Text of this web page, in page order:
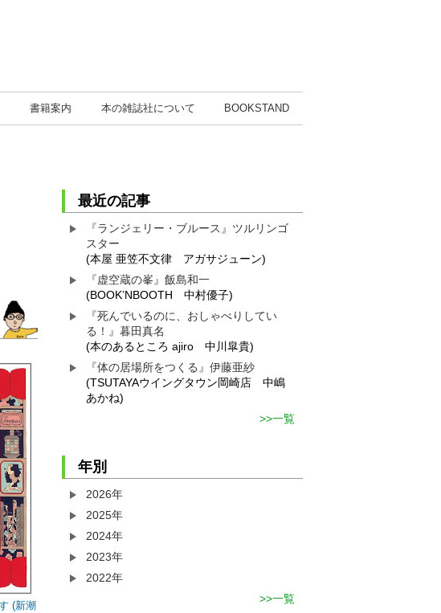
書籍案内 本の雑誌社について BOOKSTAND
(新潮
最近の記事
『ランジェリー・ブルース』ツルリンゴ
スター
(本屋 亜笠不文律 アガサジューン)
『虚空蔵の峯』飯島和一
(BOOK’NBOOTH 中村優子)
『死んでいるのに、おしゃべりしてい
る！』暮田真名
(本のあるところ ajiro 中川皐貴)
『体の居場所をつくる』伊藤亜紗
(TSUTAYAウイングタウン岡崎店 中嶋
あかね)
一覧
年別
2026年
2025年
2024年
2023年
2022年
一覧